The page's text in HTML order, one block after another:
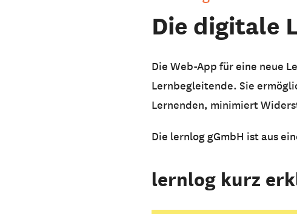
Die digitale
Die Web-App für eine neue
Lernbegleitende. Sie
Lernenden, minimiert
Die lernlog gGmbH ist aus
lernlog kurz